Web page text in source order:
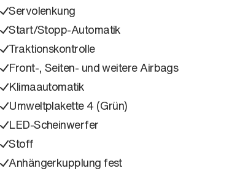
Servolenkung
Start/Stopp-Automatik
Traktionskontrolle
Front-, Seiten- und weitere Airbags
Klimaautomatik
Umweltplakette 4 (Grün)
LED-Scheinwerfer
Stoff
Anhängerkupplung fest